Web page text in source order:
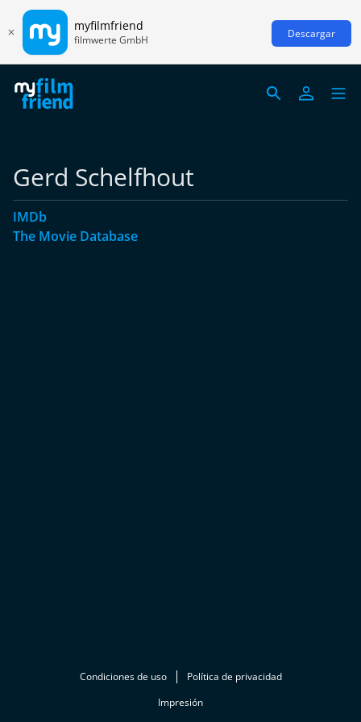
myfilmfriend
filmwerte GmbH Descargar
Gerd Schelfhout
IMDb
The Movie Database
Condiciones de uso
Política de privacidad
Impresión